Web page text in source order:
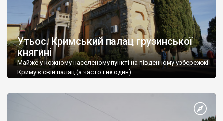
Утьос. Кримський палац грузинської
княгині
Майже у кожному населеному пункті на південному узбережжі
Криму є свій палац (а часто і не один).